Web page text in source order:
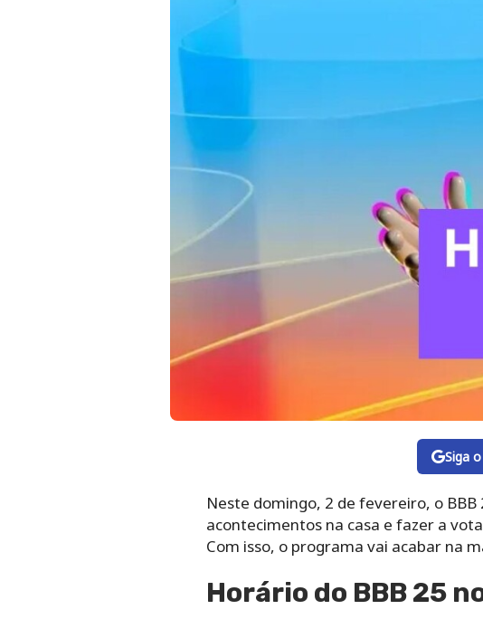
Siga
Neste domingo, 2 de fevereiro, o
acontecimentos na casa e fazer a
Com isso, o programa vai acabar na
Horário do BBB 25